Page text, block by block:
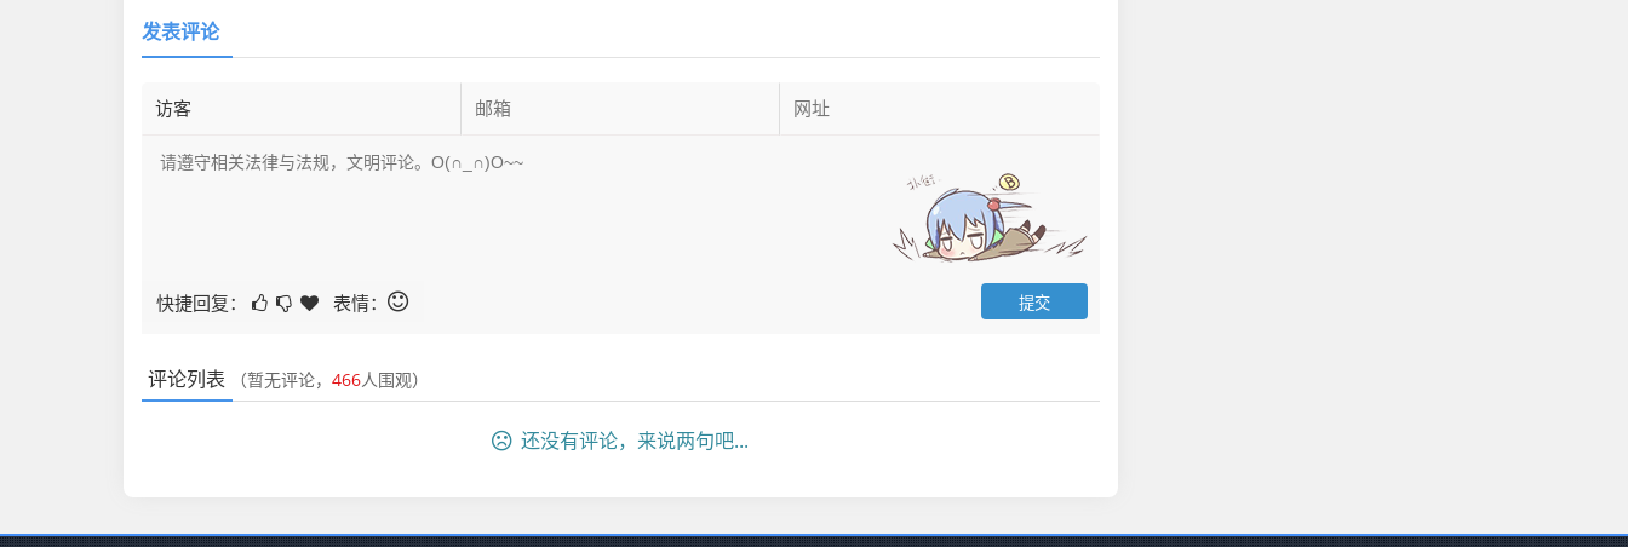
发表评论
快捷回复： 表情：
评论列表 （暂无评论， 466人围观）
还没有评论，来说两句吧...